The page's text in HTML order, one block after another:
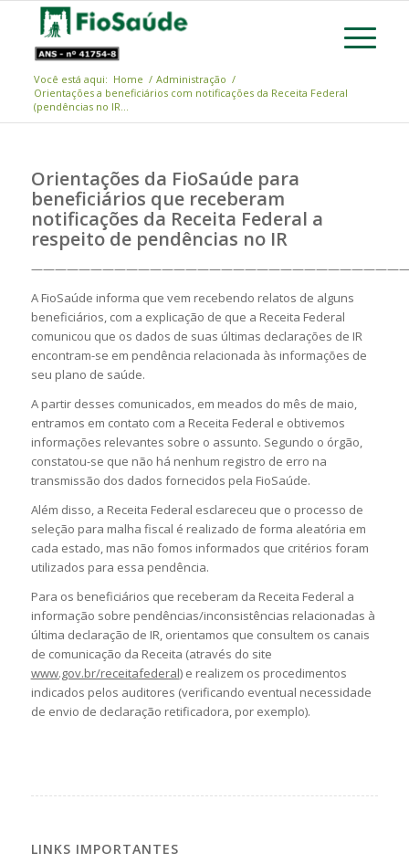
Você está aqui: Home / Administração /
Orientações a beneficiários com notificações da Receita Federal
(pendências no IR...
Orientações da FioSaúde para
beneficiários que receberam
notificações da Receita Federal a
respeito de pendências no IR
A FioSaúde informa que vem recebendo relatos de alguns
beneficiários, com a explicação de que a Receita Federal
comunicou que os dados de suas últimas declarações de IR
encontram-se em pendência relacionada às informações de
seu plano de saúde.
A partir desses comunicados, em meados do mês de maio,
entramos em contato com a Receita Federal e obtivemos
informações relevantes sobre o assunto. Segundo o órgão,
constatou-se que não há nenhum registro de erro na
transmissão dos dados fornecidos pela FioSaúde.
Além disso, a Receita Federal esclareceu que o processo de
seleção para malha fiscal é realizado de forma aleatória em
cada estado, mas não fomos informados que critérios foram
utilizados para essa pendência.
Para os beneficiários que receberam da Receita Federal a
informação sobre pendências/inconsistências relacionadas à
última declaração de IR, orientamos que consultem os canais
de comunicação da Receita (através do site
www.gov.br/receitafederal) e realizem os procedimentos
indicados pelos auditores (verificando eventual necessidade
de envio de declaração retificadora, por exemplo).
LINKS IMPORTANTES